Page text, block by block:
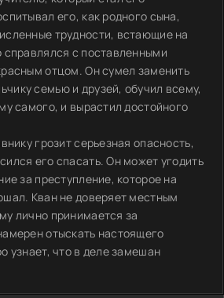
его, как родного сына,
трудности, встающие на
справлялся с поставленными
отцом. Он сумел заменить
семью и друзей, обучил всему,
самого, и вырастил достойного
грозит серьезная опасность,
его спасать. Он может угодить
за преступление, которое на
Кван не доверяет местным
лично принимается за
отыскать настоящего
узнает, что в деле замешан